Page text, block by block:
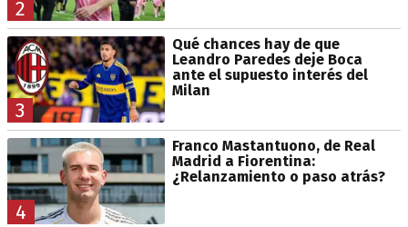
2
3
Qué chances hay de que
Leandro Paredes deje Boca
ante el supuesto interés del
Milan
4
Franco Mastantuono, de Real
Madrid a Fiorentina:
¿Relanzamiento o paso atrás?